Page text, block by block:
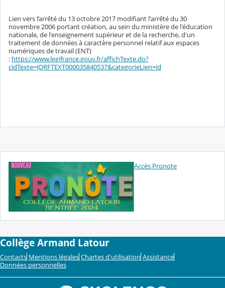
Lien vers l’arrêté du 13 octobre 2017 modifiant l'arrêté du 30
novembre 2006 portant création, au sein du ministère de l'éducation
nationale, de l'enseignement supérieur et de la recherche, d'un
traitement de données à caractère personnel relatif aux espaces
numériques de travail (ENT)
: https://www.legifrance.gouv.fr/affichTexte.do?
cidTexte=JORFTEXT000035840537&categorieLien=id
Accès Pronote
Collège Armand Latour
Contacts Mentions légales Chartes d'utilisation Assistance
Données personnelles